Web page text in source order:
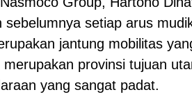
sebelumnya setiap arus
jantung mobilitas
provinsi tujuan
yang sangat padat.